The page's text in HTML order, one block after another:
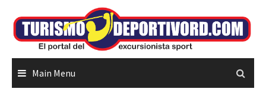
content
Main Menu